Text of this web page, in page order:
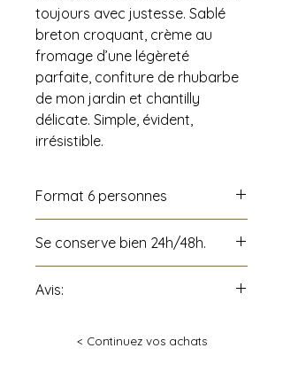
toujours avec justesse. Sablé
breton croquant, crème au
fromage d’une légèreté
parfaite, confiture de rhubarbe
de mon jardin et chantilly
délicate. Simple, évident,
irrésistible.
Format 6 personnes
Se conserve bien 24h/48h.
Avis:
Pâtisseries Gaël Vidricaire »
< Continuez vos achats